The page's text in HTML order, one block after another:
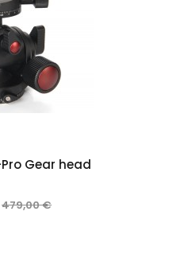
Gear head
479,00 €